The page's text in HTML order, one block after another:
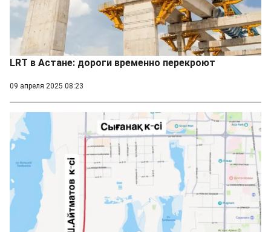
LRT в Астане: дороги временно перекроют
09 апреля 2025 08:23